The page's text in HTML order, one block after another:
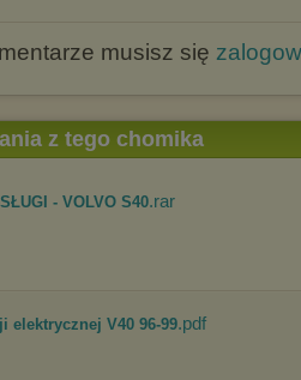
musisz się
z tego chomika
- VOLVO S40.rar
elektrycznej V40 96-99.pdf